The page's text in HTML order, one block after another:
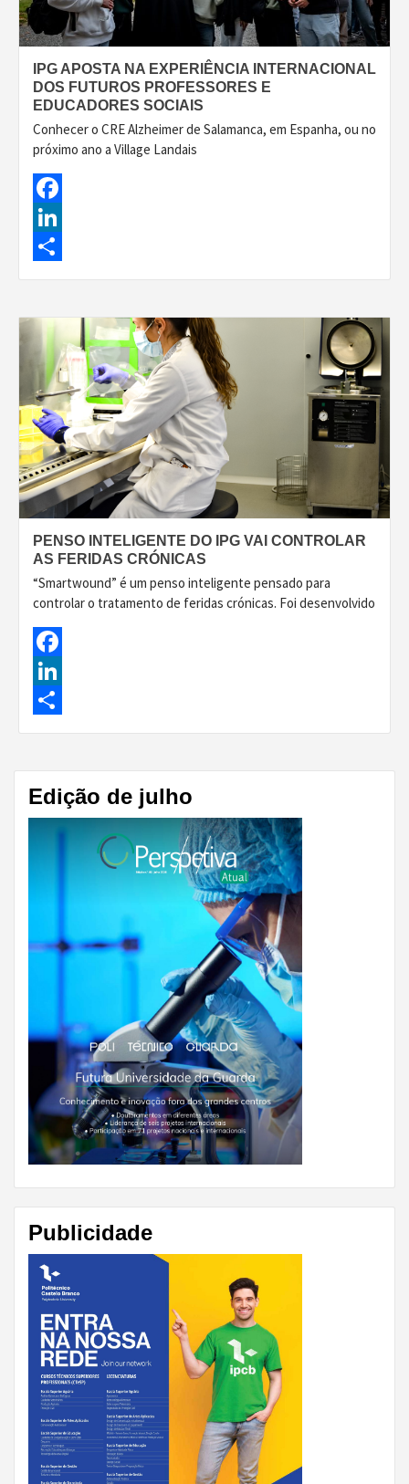
IPG APOSTA NA EXPERIÊNCIA INTERNACIONAL
DOS FUTUROS PROFESSORES E
EDUCADORES SOCIAIS
Conhecer o CRE Alzheimer de Salamanca, em Espanha, ou no
próximo ano a Village Landais
Facebook
LinkedIn
Share
PENSO INTELIGENTE DO IPG VAI CONTROLAR
AS FERIDAS CRÓNICAS
“Smartwound” é um penso inteligente pensado para
controlar o tratamento de feridas crónicas. Foi desenvolvido
Facebook
LinkedIn
Share
Edição de julho
Publicidade